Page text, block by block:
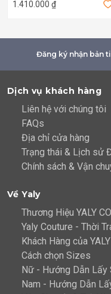
1.410.000 ₫
Đăng ký nhận bản
Dịch vụ khách hàng
Liên hệ với chúng tôi
FAQs
Địa chỉ cửa hàng
Trạng thái & Lịch sử
Chính sách & Vận
Về Yaly
Thương Hiệu YALY
Yaly Couture - Thời
Khách Hàng của YALY
Cách chọn Sizes
Nữ - Hướng Dẫn Lấy
Nam - Hướng Dẫn